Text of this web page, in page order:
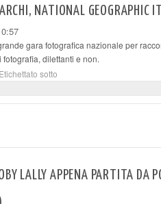
NATIONAL GEOGRAPHIC
gara fotografica nazionale per
dilettanti e non.
Etichettato sotto
LALLY APPENA PARTITA DA